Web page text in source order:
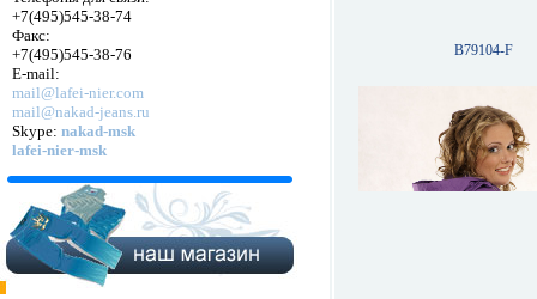
+7(495)545-38-74
Факс:
+7(495)545-38-76
E-mail:
mail@lafei-nier.com
mail@nakad-jeans.ru
Skype: nakad-msk
lafei-nier-msk
B79104-F